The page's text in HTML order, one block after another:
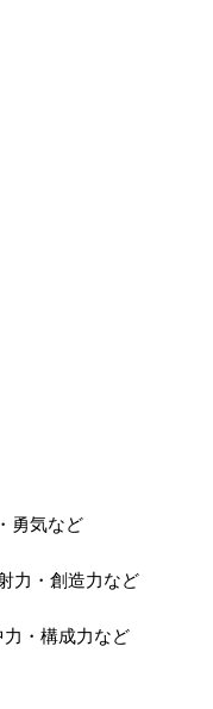
勇気など
力・創造力など
・構成力など